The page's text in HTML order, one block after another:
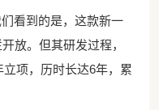
看到的是，这款新一
放。但其研发过程，
项，历时长达6年，累